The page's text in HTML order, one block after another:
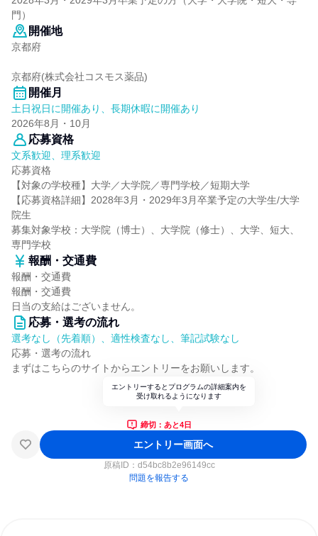
門）
開催地
京都府
京都府(株式会社コスモス薬品)
開催月
土日祝日に開催あり、長期休暇に開催あり
2026年8月・10月
応募資格
文系歓迎、理系歓迎
応募資格
【対象の学校種】大学／大学院／専門学校／短期大学
【応募資格詳細】2028年3月・2029年3月卒業予定の大学生/大学
院生
募集対象学校：大学院（博士）、大学院（修士）、大学、短大、
専門学校
報酬・交通費
報酬・交通費
報酬・交通費
日当の支給はございません。
応募・選考の流れ
選考なし（先着順）、適性検査なし、筆記試験なし
応募・選考の流れ
まずはこちらのサイトからエントリーをお願いします。
エントリーするとプログラムの詳細案内を
受け取れるようになります
締切：あと4日
エントリー画面へ
原稿ID： d54bc8b2e96149cc
問題を報告する